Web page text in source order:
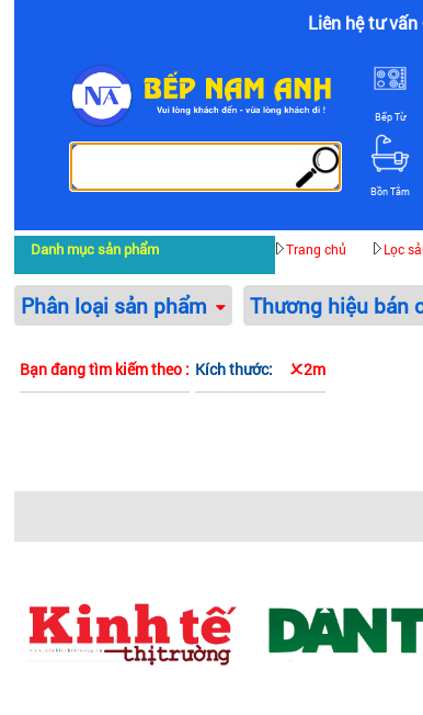
Liên hệ tư
Bếp Từ
Bồn Tắm
Danh mục sản phẩm Trang chủ Lọc
Phân loại sản phẩm Thương hiệu bán
Bạn đang tìm kiếm theo : Kích thước: 2m